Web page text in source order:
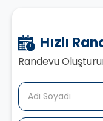
Hızlı
Randevu